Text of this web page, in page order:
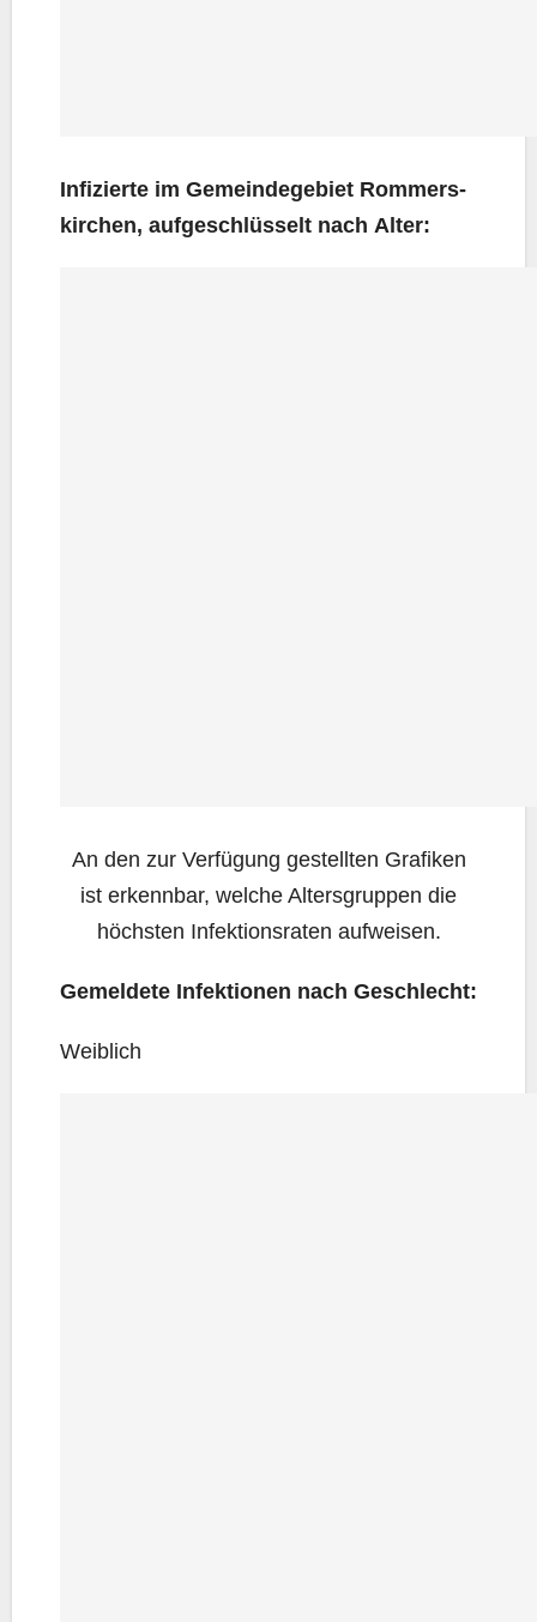
Infi­zier­te im Gemein­de­ge­biet Rom­mers­
kir­chen, auf­ge­schlüs­selt nach Alter:
An den zur Ver­fü­gung gestell­ten Gra­fi­ken
ist erkenn­bar, wel­che Alters­grup­pen die
höchs­ten Infek­ti­ons­ra­ten aufweisen.
Gemel­de­te Infek­tio­nen nach Geschlecht:
Weib­lich